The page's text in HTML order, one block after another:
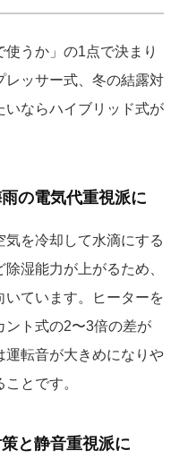
うか」の1点で決まり
レッサー式、冬の結露対
いならハイブリッド式が
の電気代重視派に
を冷却して水滴にする
湿能力が上がるため、
ています。ヒーターを
ント式の2〜3倍の差が
運転音が大きめになりや
とです。
と静音重視派に